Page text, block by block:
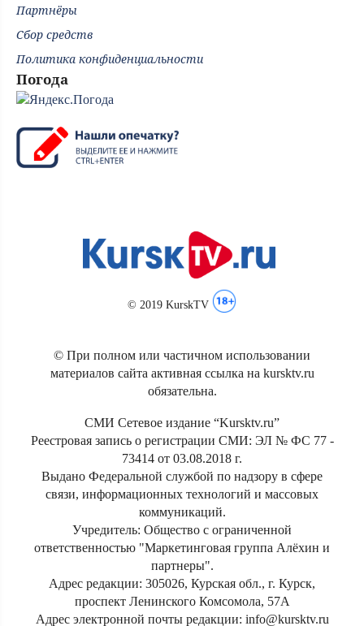
Партнёры
Сбор средств
Политика конфиденциальности
Погода
© 2019 KurskTV
© При полном или частичном использовании
материалов сайта активная ссылка на kursktv.ru
обязательна.
СМИ Сетевое издание “Kursktv.ru”
Реестровая запись о регистрации СМИ: ЭЛ № ФС 77 -
73414 от 03.08.2018 г.
Выдано Федеральной службой по надзору в сфере
связи, информационных технологий и массовых
коммуникаций.
Учредитель: Общество с ограниченной
ответственностью "Маркетинговая группа Алёхин и
партнеры".
Адрес редакции: 305026, Курская обл., г. Курск,
проспект Ленинского Комсомола, 57А
Адрес электронной почты редакции: info@kursktv.ru